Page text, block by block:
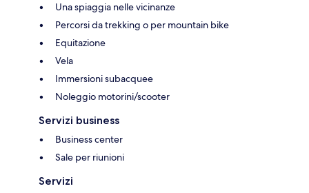
Una spiaggia nelle vicinanze
Percorsi da trekking o per mountain bike
Equitazione
Vela
Immersioni subacquee
Noleggio motorini/scooter
Servizi business
Business center
Sale per riunioni
Servizi